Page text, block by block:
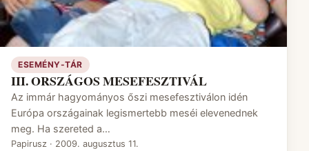
ESEMÉNY-TÁR
III. ORSZÁGOS MESEFESZTIVÁL
Az immár hagyományos őszi mesefesztiválon idén
Európa országainak legismertebb meséi elevenednek
meg. Ha szereted a…
Papirusz · 2009. augusztus 11.